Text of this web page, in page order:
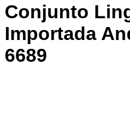
Conjunto
Importada
6689